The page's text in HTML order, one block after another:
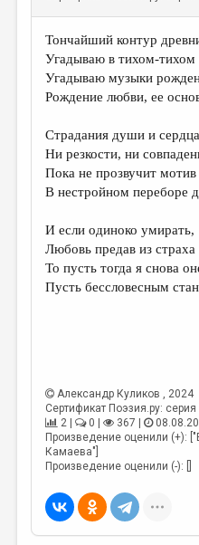
ЛИТСАЛОН
НОВОСТИ
ПРАВИЛА САЙТА
ИЗБРАННОЕ
ДАЙДЖЕСТ
ПЕРЕВОДЫ
КОНКУРСЫ
СТРАНИЦЫ ПАМЯТИ
ОБЪЯВЛЕНИЯ
КОЛОНКА РЕДАКТОРА
РЕДКОЛЛЕГИЯ
ОТ РЕДАКЦИИ
Тончайший контур
Угадываю в тихом-тихом
Угадываю музыки
Рождение любви, ее
Страдания души и
Ни резкости, ни
Пока не прозвучит мотив
В нестройном переборе
И если одиноко умирать,
Любовь предав из
То пусть тогда я снова
Пусть бессловесным
Александр Куликов , 2024
Сертификат Поэзия.ру:
2 |
0 | 367 |
Произведение оценили (+):
Камаева"]
Произведение оценили (-): []